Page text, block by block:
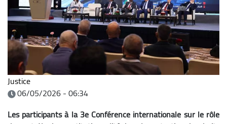
Justice
06/05/2026 - 06:34
Les participants à la 3e Conférence internationale sur le rôle